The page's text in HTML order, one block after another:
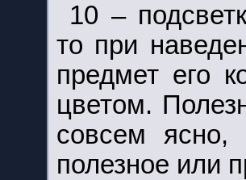
10 –
то при
предмет его
цветом.
совсем
полезное или